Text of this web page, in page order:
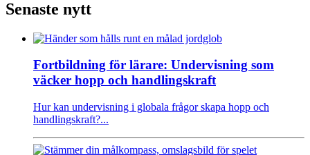
Senaste nytt
Fortbildning för lärare: Undervisning som
väcker hopp och handlingskraft
Hur kan undervisning i globala frågor skapa hopp och
handlingskraft?...